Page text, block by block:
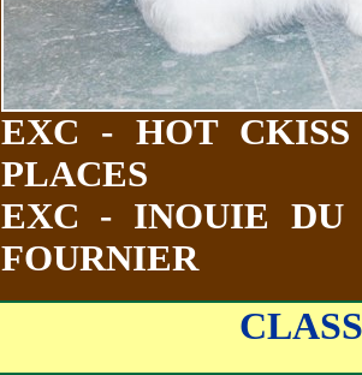
EXC - HOT
PLACES
EXC - INOUIE DU
FOURNIER